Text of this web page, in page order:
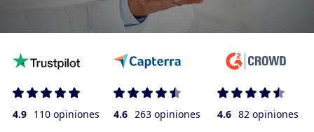
4.9 110 opiniones 4.6 263 opiniones 4.6 82 opiniones